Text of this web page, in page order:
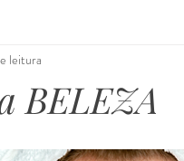
BELEZA
leitura